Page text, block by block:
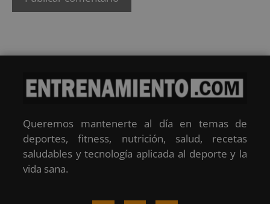
Queremos mantenerte al día en temas de
deportes, fitness, nutrición, salud, recetas
saludables y tecnología aplicada al deporte y la
vida sana.